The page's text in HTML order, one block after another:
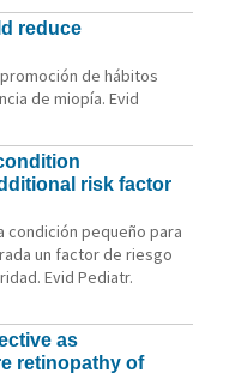
reduce
promoción de hábitos
de miopía. Evid
risk factor
condición pequeño para
un factor de riesgo
Evid Pediatr.
as
retinopathy of